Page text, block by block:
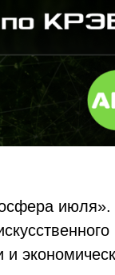
июля».